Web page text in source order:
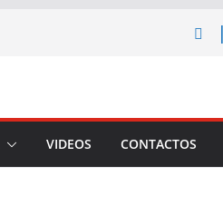
VIDEOS CONTACTOS